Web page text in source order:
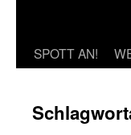
SPOTT AN!